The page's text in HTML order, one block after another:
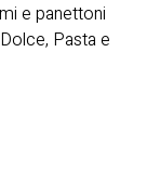
e panettoni
Pasta e